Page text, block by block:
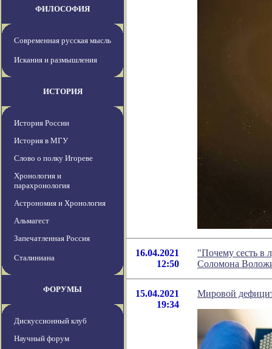
ФИЛОСОФИЯ
Современная русская мысль
Искания и размышления
ИСТОРИЯ
История России
История в МГУ
Слово о полку Игореве
Хронология и
парахронология
Астрономия и Хронология
Альмагест
Запечатленная Россия
Сталиниана
ФОРУМЫ
Дискуссионный клуб
Научный форум
16.04.2021
12:50
"Почему сесть в
Соломона
15.04.2021
19:34
Мировой